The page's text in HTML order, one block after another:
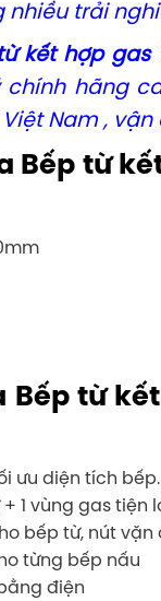
trải
kết hợp gas
chính hãng
Nam ,
từ
từ kết
ưu diện tích bếp.
1 vùng gas tiện
bếp từ, nút vặn
từng bếp nấu
điện